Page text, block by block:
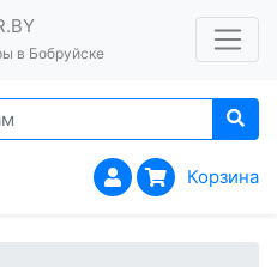
в Бобруйске
Корзина